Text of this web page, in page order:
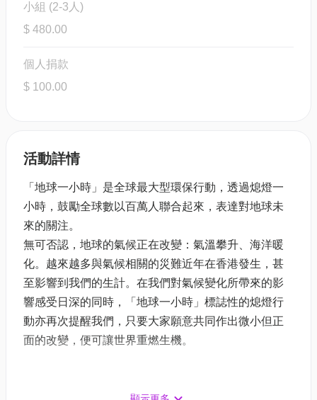
小組 (2-3人)
$ 480.00
個人捐款
$ 100.00
活動詳情
「地球一小時」是全球最大型環保行動，透過熄燈一
小時，鼓勵全球數以百萬人聯合起來，表達對地球未
來的關注。
無可否認，地球的氣候正在改變：氣溫攀升、海洋暖
化。越來越多與氣候相關的災難近年在香港發生，甚
至影響到我們的生計。在我們對氣候變化所帶來的影
響感受日深的同時，「地球一小時」標誌性的熄燈行
動亦再次提醒我們，只要大家願意共同作出微小但正
面的改變，便可讓世界重燃生機。